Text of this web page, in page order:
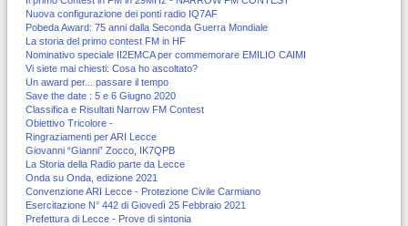
Nuova configurazione dei ponti radio IQ7AF
Pobeda Award: 75 anni dalla Seconda Guerra Mondiale
La storia del primo contest FM in HF
Nominativo speciale II2EMCA per commemorare EMILIO CAIMI
Vi siete mai chiesti: Cosa ho ascoltato?
Un award per... passare il tempo
Save the date : 5 e 6 Giugno 2020
Classifica e Risultati Narrow FM Contest
Obiettivo Tricolore -
Ringraziamenti per ARI Lecce
Giovanni “Gianni” Zocco, IK7QPB
La Storia della Radio parte da Lecce
Onda su Onda, edizione 2021
Convenzione ARI Lecce - Protezione Civile Carmiano
Esercitazione N° 442 di Giovedì 25 Febbraio 2021
Prefettura di Lecce - Prove di sintonia